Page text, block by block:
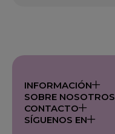
INFORMACIÓN
SOBRE NOSOTROS
CONTACTO
SÍGUENOS EN